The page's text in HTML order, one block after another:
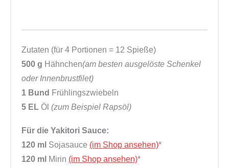
Zutaten (für 4 Portionen = 12 Spieße)
500 g Hähnchen(am besten ausgelöste Schenkel
oder Innenbrustfilet)
1 Bund Frühlingszwiebeln
5 EL Öl (zum Beispiel Rapsöl)
Für die Yakitori Sauce:
120 ml Sojasauce (im Shop ansehen)*
120 ml Mirin (im Shop ansehen)*